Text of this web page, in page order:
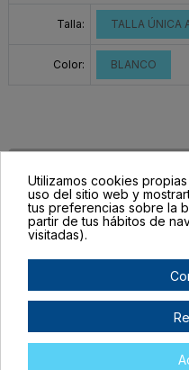
Talla: TALLA ÚNICA
Color: BLANCO
Utilizamos cookies
uso del sitio web y
tus preferencias sobre la
partir de tus hábitos de
visitadas).